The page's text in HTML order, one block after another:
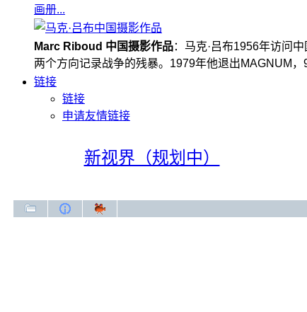
画册...
Marc Riboud 中国摄影作品：马克·吕布1956年访问
两个方向记录战争的残暴。1979年他退出MAGNUM
链接
链接
申请友情链接
新视界（规划中）